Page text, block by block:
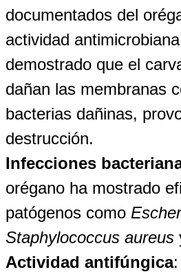
documentados del
actividad
demostrado que el
dañan las membranas
bacterias dañinas,
destrucción.
Infecciones
orégano ha mostrado
patógenos como
Staphylococcus aureus
Actividad antifúngica